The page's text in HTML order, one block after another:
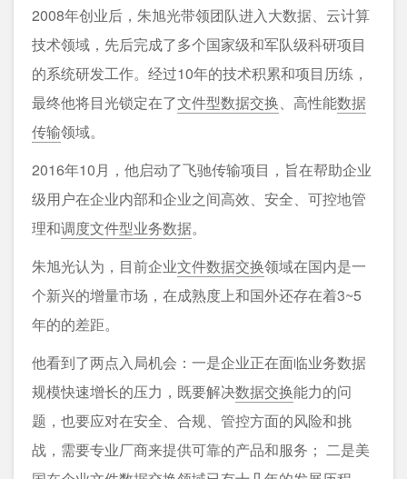
2008年创业后，朱旭光带领团队进入大数据、云计算
技术领域，先后完成了多个国家级和军队级科研项目
的系统研发工作。经过10年的技术积累和项目历练，
最终他将目光锁定在了文件型数据交换、高性能数据
传输领域。
2016年10月，他启动了飞驰传输项目，旨在帮助企业
级用户在企业内部和企业之间高效、安全、可控地管
理和调度文件型业务数据。
朱旭光认为，目前企业文件数据交换领域在国内是一
个新兴的增量市场，在成熟度上和国外还存在着3~5
年的的差距。
他看到了两点入局机会：一是企业正在面临业务数据
规模快速增长的压力，既要解决数据交换能力的问
题，也要应对在安全、合规、管控方面的风险和挑
战，需要专业厂商来提供可靠的产品和服务； 二是美